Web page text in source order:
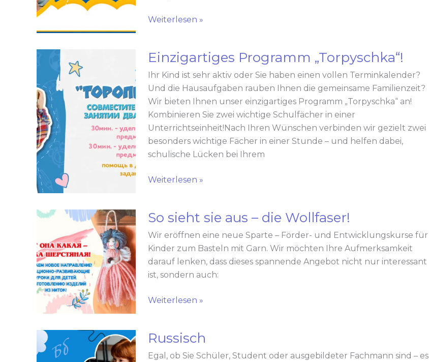
Weiterlesen »
Einzigartiges Programm „Torpyschka“!
Ihr Kind ist sehr aktiv oder Sie haben einen vollen Terminkalender?
Und die Hausaufgaben rauben Ihnen die gemeinsame Familienzeit?
Wir bieten Ihnen unser einzigartiges Programm „Torpyschka“ an!
Kombinieren Sie zwei wichtige Schulfächer in einer
Unterrichtseinheit!Nach Ihren Wünschen verbinden wir gezielt zwei
besonders wichtige Fächer in einer Stunde – und helfen dabei,
schulische Lücken bei Ihrem
Einzigartiges
Weiterlesen »
So sieht sie aus – die Wollfaser!
Wir eröffnen eine neue Sparte – Förder- und Entwicklungskurse für
Kinder zum Basteln mit Garn. Wir möchten Ihre Aufmerksamkeit
darauf lenken, dass dieses spannende Angebot nicht nur interessant
ist, sondern auch:
So
die
Wollfaser!
Weiterlesen »
Russisch
Egal, ob Sie Schüler, Student oder ausgebildeter Fachmann sind – es
Russisch